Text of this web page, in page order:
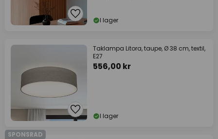
I lager
Taklampa Litora, taupe, Ø 38 cm, textil,
E27
556,00 kr
I lager
SPONSRAD